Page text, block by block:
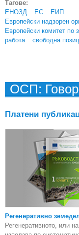
Тагове:
ЕНОЗД
ЕС
ЕИП
Европейски надзорен
Европейски комитет по
работа
свободна
ОСП:
Платени
Регенеративно
Регенеративното, или